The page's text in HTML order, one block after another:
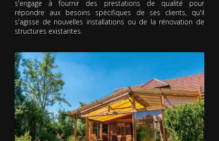
s'engage à fournir des prestations de qualité pour
répondre aux besoins spécifiques de ses clients, qu'il
s'agisse de nouvelles installations ou de la rénovation de
structures existantes.